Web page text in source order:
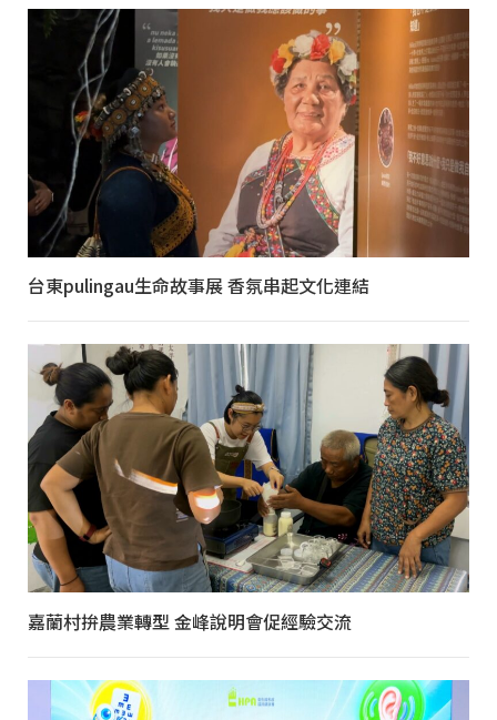
台東pulingau生命故事展 香氛串起文化連結
嘉蘭村拚農業轉型 金峰說明會促經驗交流